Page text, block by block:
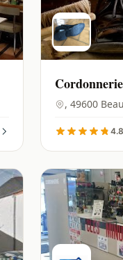
cadeaux |
, 49600